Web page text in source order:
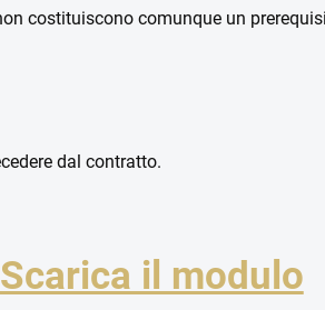
costituiscono comunque un
dal contratto.
Scarica il modulo